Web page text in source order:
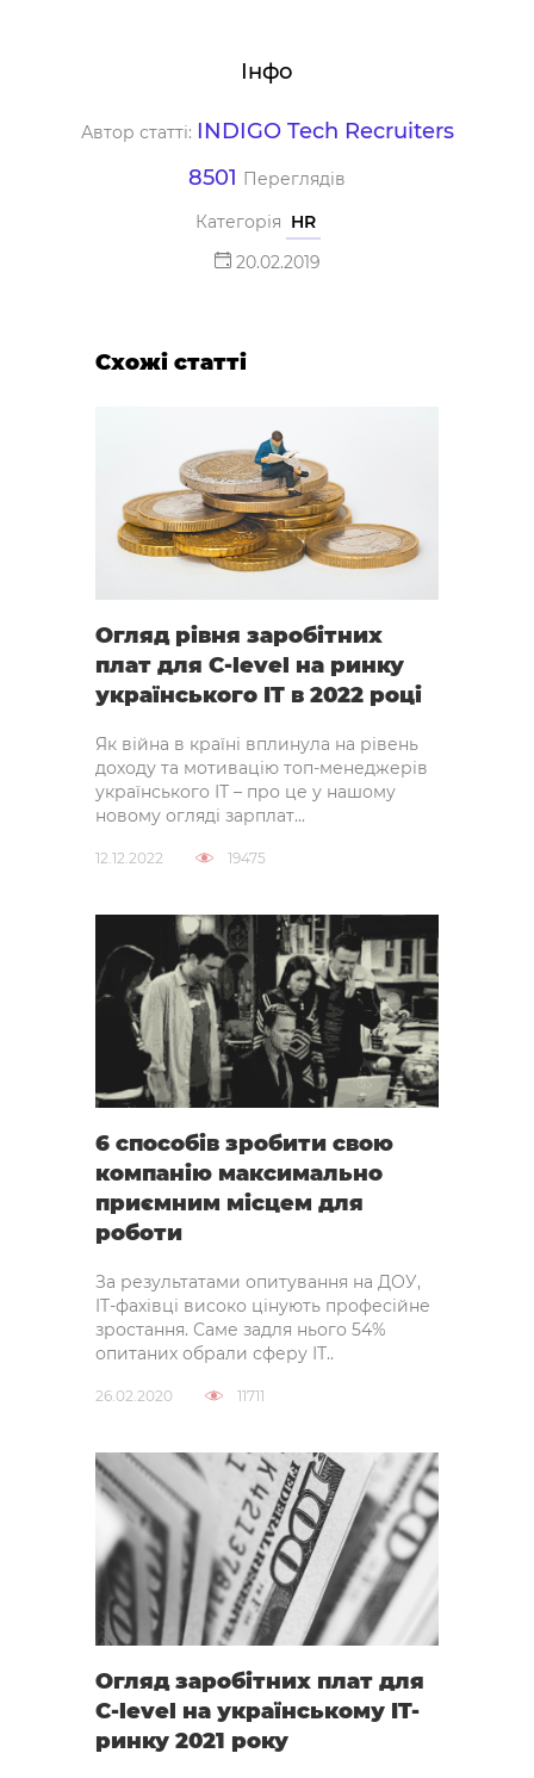
Інфо
Автор статті: INDIGO Tech Recruiters
8501 Переглядів
Категорія HR
20.02.2019
Схожі статті
Огляд рівня заробітних
плат для C-level на ринку
українського IT в 2022 році
Як війна в країні вплинула на рівень
доходу та мотивацію топ-менеджерів
українського ІТ – про це у нашому
новому огляді зарплат...
12.12.2022 19475
6 способів зробити свою
компанію максимально
приємним місцем для
роботи
За результатами опитування на ДОУ,
IT-фахівці високо цінують професійне
зростання. Саме задля нього 54% ​​
опитаних обрали сферу ІТ..
26.02.2020 11711
Огляд заробітних плат для
C-level на українському IT-
ринку 2021 року